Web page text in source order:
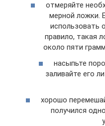
отмеряйте
мерной ложки.
использовать
правило, такая
около пяти
насыпьте
заливайте его
хорошо
получился